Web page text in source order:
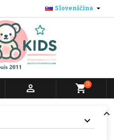
Slovenščina 
 shopping_cart0